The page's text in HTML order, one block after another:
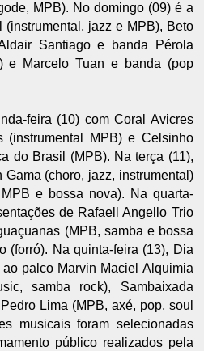
MPB). No domingo (09) é a
jazz e MPB), Beto
Santiago e banda Pérola
e Marcelo Tuan e banda (pop
feira (10) com Coral Avicres
(instrumental MPB) e Celsinho
do Brasil (MPB). Na terça (11),
Gama (choro, jazz, instrumental)
e bossa nova). Na quarta-
de Rafaell Angello Trio
(MPB, samba e bossa
(forró). Na quinta-feira (13), Dia
palco Marvin Maciel Alquimia
samba rock), Sambaixada
Lima (MPB, axé, pop, soul
musicais foram selecionadas
público realizados pela